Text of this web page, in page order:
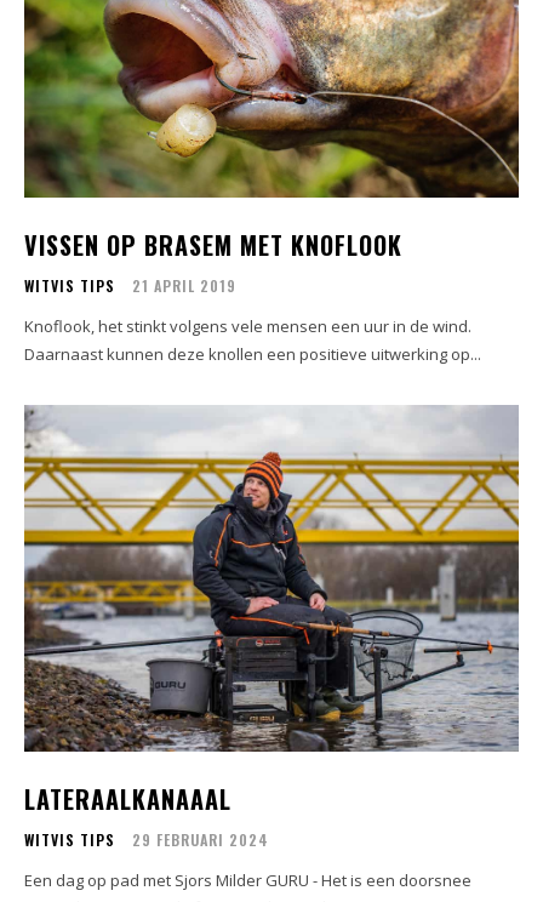
VISSEN OP BRASEM MET KNOFLOOK
WITVIS TIPS 21 APRIL 2019
Knoflook, het stinkt volgens vele mensen een uur in de wind.
Daarnaast kunnen deze knollen een positieve uitwerking op...
LATERAALKANAAAL
WITVIS TIPS 29 FEBRUARI 2024
Een dag op pad met Sjors Milder GURU - Het is een doorsnee